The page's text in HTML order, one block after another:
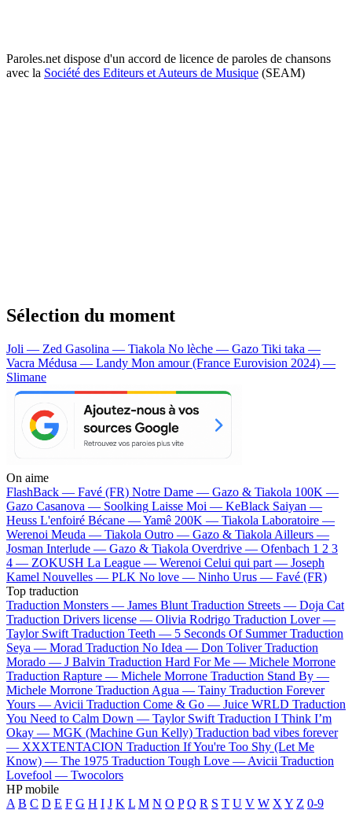
Paroles.net dispose d'un accord de licence de paroles de chansons
avec la Société des Editeurs et Auteurs de Musique (SEAM)
Sélection du moment
Joli — Zed Gasolina — Tiakola No lèche — Gazo Tiki taka —
Vacra Médusa — Landy Mon amour (France Eurovision 2024) —
Slimane
On aime
FlashBack — Favé (FR) Notre Dame — Gazo & Tiakola 100K —
Gazo Casanova — Soolking Laisse Moi — KeBlack Saiyan —
Heuss L'enfoiré Bécane —Yamê 200K — Tiakola Laboratoire —
Werenoi Meuda — Tiakola Outro — Gazo & Tiakola Ailleurs —
Josman Interlude — Gazo & Tiakola Overdrive — Ofenbach 1 2 3
4 — ZOKUSH La League — Werenoi Celui qui part — Joseph
Kamel Nouvelles — PLK No love — Ninho Urus — Favé (FR)
Top traduction
Traduction Monsters — James Blunt Traduction Streets — Doja Cat
Traduction Drivers license — Olivia Rodrigo Traduction Lover —
Taylor Swift Traduction Teeth — 5 Seconds Of Summer Traduction
Seya — Morad Traduction No Idea — Don Toliver Traduction
Morado — J Balvin Traduction Hard For Me — Michele Morrone
Traduction Rapture — Michele Morrone Traduction Stand By —
Michele Morrone Traduction Agua — Tainy Traduction Forever
Yours — Avicii Traduction Come & Go — Juice WRLD Traduction
You Need to Calm Down — Taylor Swift Traduction I Think I’m
Okay — MGK (Machine Gun Kelly) Traduction bad vibes forever
— XXXTENTACION Traduction If You're Too Shy (Let Me
Know) — The 1975 Traduction Tough Love — Avicii Traduction
Lovefool — Twocolors
HP mobile
A B C D E F G H I J K L M N O P Q R S T U V W X Y Z 0-9